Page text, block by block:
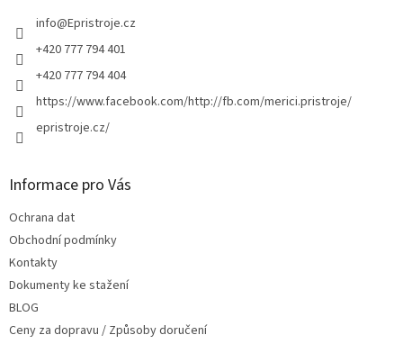
info@Epristroje.cz
+420 777 794 401
+420 777 794 404
https://www.facebook.com/http://fb.com/merici.pristroje/
epristroje.cz/
Informace pro Vás
Ochrana dat
Obchodní podmínky
Kontakty
Dokumenty ke stažení
BLOG
Ceny za dopravu / Způsoby doručení